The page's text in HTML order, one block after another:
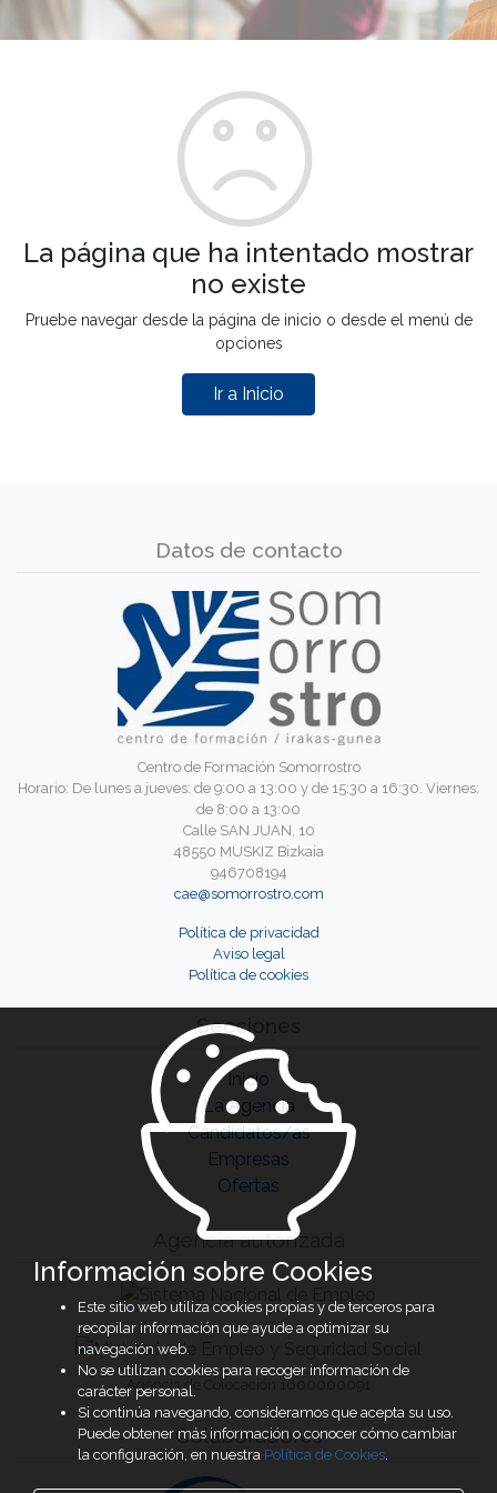
La página que ha intentado mostrar
no existe
Pruebe navegar desde la página de inicio o desde el menú de
opciones
Ir a Inicio
Datos de contacto
Centro de Formación Somorrostro
Horario: De lunes a jueves: de 9:00 a 13:00 y de 15:30 a 16:30. Viernes:
de 8:00 a 13:00
Calle SAN JUAN, 10
48550 MUSKIZ Bizkaia
946708194
cae@somorrostro.com
Política de privacidad
Aviso legal
Política de cookies
Secciones
Inicio
La Agencia
Candidatos/as
Empresas
Ofertas
Agencia autorizada
Agencia de Colocación 1600000091
Colaboradores
Información sobre Cookies
Este sitio web utiliza cookies propias y de terceros para
recopilar información que ayude a optimizar su
navegación web.
No se utilizan cookies para recoger información de
carácter personal.
Si continúa navegando, consideramos que acepta su uso.
Puede obtener más información o conocer cómo cambiar
la configuración, en nuestra Política de Cookies.